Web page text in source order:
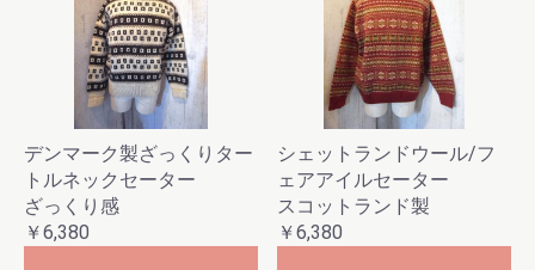
デンマーク製ざっくりター
トルネックセーター
ざっくり感
￥6,380
シェットランドウール/フ
ェアアイルセーター
スコットランド製
￥6,380